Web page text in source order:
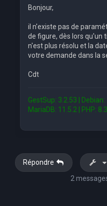
Bonjour,
il n'existe pas de
de figure, dès lors qu'un
n'est plus résolu et la
votre demande dans la
Cdt
GestSup: 3.2.53 | Debian:
MariaDB: 11.5.2 | PHP: 8.3
Répondre
2